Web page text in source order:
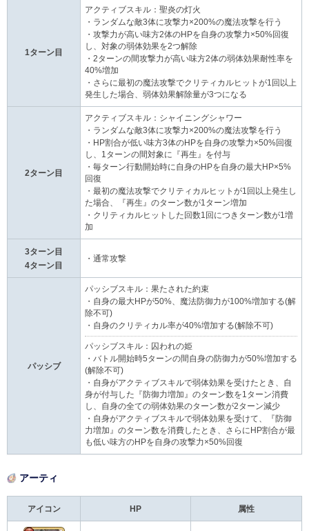
1ターン目
アクティブスキル：聖炎の灯火
・ランダムな敵3体に攻撃力×200%の魔法攻撃を行う
・攻撃力が高い味方2体のHPを自身の攻撃力×50%回復
し、対象の弱体効果を2つ解除
・2ターンの間攻撃力が高い味方2体の弱体効果耐性率を
40%増加
・さらに最初の魔法攻撃でクリティカルヒットが1回以上
発生した場合、弱体効果解除量が3つになる
2ターン目
アクティブスキル：シャイニングシャワー
・ランダムな敵3体に攻撃力×200%の魔法攻撃を行う
・HP割合が低い味方3体のHPを自身の攻撃力×50%回復
し、1ターンの間対象に『再生』を付与
・毎ターン行動開始時に自身のHPを自身の最大HP×5%
回復
・最初の魔法攻撃でクリティカルヒットが1回以上発生し
た場合、『再生』のターン数が1ターン増加
・クリティカルヒットした回数1回につきターン数が1増
加
3ターン目
4ターン目
・通常攻撃
パッシブ
パッシブスキル：果たされた約束
・自身の最大HPが50%、魔法防御力が100%増加する(解
除不可)
・自身のクリティカル率が40%増加する(解除不可)
パッシブスキル：囚われの姫
・バトル開始時5ターンの間自身の防御力が50%増加する
(解除不可)
・自身がアクティブスキルで弱体効果を受けたとき、自
身が付与した『防御力増加』のターン数を1ターン消費
し、自身の全ての弱体効果のターン数が2ターン減少
・自身がアクティブスキルで弱体効果を受けて、『防御
力増加』のターン数を消費したとき、さらにHP割合が最
も低い味方のHPを自身の攻撃力×50%回復
アーティ
アイコン HP 属性